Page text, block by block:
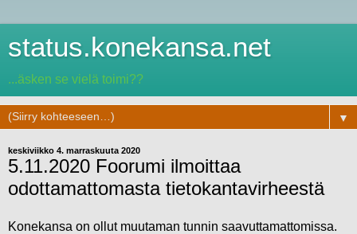
status.konekansa.net
...äsken se vielä toimi??
▼
keskiviikko 4. marraskuuta 2020
5.11.2020 Foorumi ilmoittaa
odottamattomasta tietokantavirheestä
Konekansa on ollut muutaman tunnin saavuttamattomissa.